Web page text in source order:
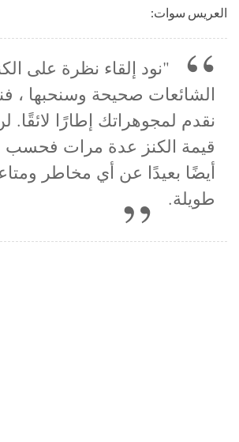
العريس سوات:
"نود إلقاء نظرة على
الشائعات صحيحة وسنحبها ،
نقدم لمجوهراتك إطارًا
قيمة الكنز عدة مرات فحسب
أيضًا بعيدًا عن أي مخاطر
طويلة.